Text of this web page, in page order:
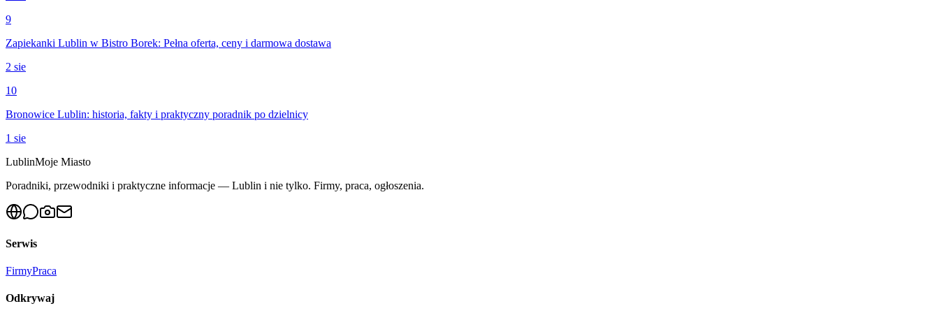
9
Zapiekanki Lublin w Bistro Borek: Pełna oferta, ceny i darmowa dostawa
2 sie
10
Bronowice Lublin: historia, fakty i praktyczny poradnik po dzielnicy
1 sie
LublinMoje Miasto
Poradniki, przewodniki i praktyczne informacje — Lublin i nie tylko. Firmy, praca, ogłoszenia.
Serwis
FirmyPraca
Odkrywaj